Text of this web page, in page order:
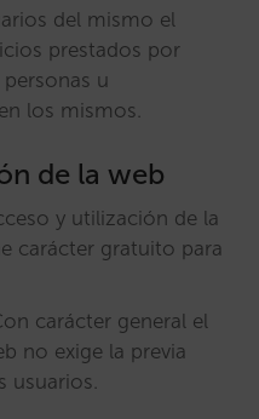
del mismo el
prestados por
personas u
los mismos.
de la web
y utilización de la
carácter gratuito para
carácter general el
no exige la previa
usuarios.